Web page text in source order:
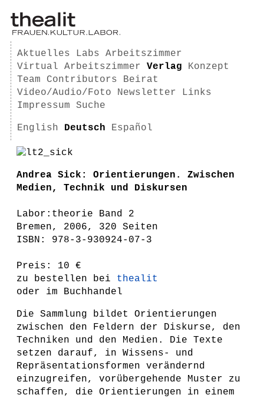
Aktuelles Labs
Arbeitszimmer
Virtual Arbeitszimmer
Verlag
Konzept
Team
Contributors
Beirat
Video/Audio/Foto
Newsletter
Links
Impressum
Suche
English Deutsch Español
Andrea Sick: Orientierungen. Zwischen
Medien, Technik und Diskursen
Labor:theorie Band 2
Bremen, 2006, 320 Seiten
ISBN: 978-3-930924-07-3
Preis: 10 €
zu bestellen bei thealit
oder im Buchhandel
Die Sammlung bildet Orientierungen
zwischen den Feldern der Diskurse, den
Techniken und den Medien. Die Texte
setzen darauf, in Wissens- und
Repräsentationsformen verändernd
einzugreifen, vorübergehende Muster zu
schaffen, die Orientierungen in einem